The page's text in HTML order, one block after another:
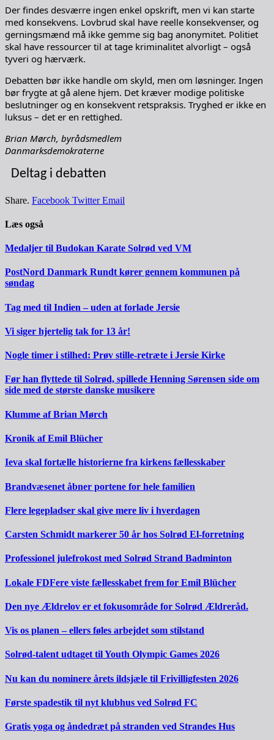
Der findes desværre ingen enkel opskrift, men vi kan starte
med konsekvens. Lovbrud skal have reelle konsekvenser, og
gerningsmænd må ikke gemme sig bag anonymitet. Politiet
skal have ressourcer til at tage kriminalitet alvorligt – også
tyveri og hærværk.
Debatten bør ikke handle om skyld, men om løsninger. Ingen
bør frygte at gå alene hjem. Det kræver modige politiske
beslutninger og en konsekvent retspraksis. Tryghed er ikke en
luksus – det er en rettighed.
Brian Mørch, byrådsmedlem
Danmarksdemokraterne
Deltag i debatten
Share. Facebook Twitter Email
Læs også
Medaljer til Budokan Karate Solrød ved VM
PostNord Danmark Rundt kører gennem kommunen på
søndag
Tag med til Indien – uden at forlade Jersie
Vi siger hjertelig tak for 13 år!
Nogle timer i stilhed: Prøv stille-retræte i Jersie Kirke
Før han flyttede til Solrød, spillede Henning Sørensen side om
side med de største danske musikere
Klumme af Brian Mørch
Kronik af Emil Blücher
Ieva skal fortælle historierne fra kirkens fællesskaber
Brandvæsenet åbner portene for hele familien
Flere legepladser skal give mere liv i hverdagen
Carsten Schmidt markerer 50 år hos Solrød El-forretning
Professionel julefrokost med Solrød Strand Badminton
Lokale FDFere viste fællesskabet frem for Emil Blücher
Den nye Ældrelov er et fokusområde for Solrød Ældreråd.
Vis os planen – ellers føles arbejdet som stilstand
Solrød-talent udtaget til Youth Olympic Games 2026
Nu kan du nominere årets ildsjæle til Frivilligfesten 2026
Første spadestik til nyt klubhus ved Solrød FC
Gratis yoga og åndedræt på stranden ved Strandes Hus